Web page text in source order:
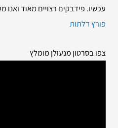
עכשיו. פידבקים רצויים מאוד ואנו
פורץ דלתות
צפו בסרטון מנעולן מומלץ